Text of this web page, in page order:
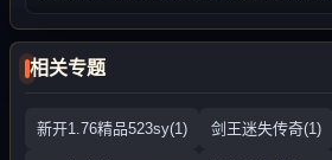
相关专题
新开1.76精品523sy(1) 剑王迷失传奇(1)